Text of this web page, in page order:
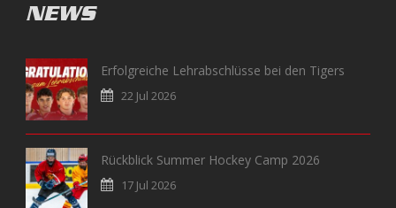
NEWS
Erfolgreiche Lehrabschlüsse bei den Tigers
22 Jul 2026
Rückblick Summer Hockey Camp 2026
17 Jul 2026